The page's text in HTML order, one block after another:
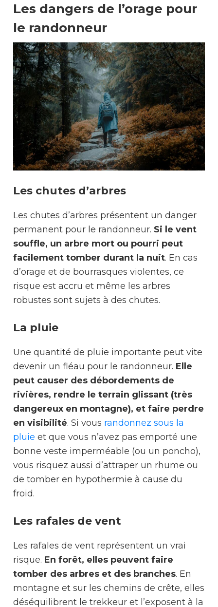
Les dangers de l’orage pour
le randonneur
Les chutes d’arbres
Les chutes d’arbres présentent un danger
permanent pour le randonneur. Si le vent
souffle, un arbre mort ou pourri peut
facilement tomber durant la nuit. En cas
d’orage et de bourrasques violentes, ce
risque est accru et même les arbres
robustes sont sujets à des chutes.
La pluie
Une quantité de pluie importante peut vite
devenir un fléau pour le randonneur. Elle
peut causer des débordements de
rivières, rendre le terrain glissant (très
dangereux en montagne), et faire perdre
en visibilité. Si vous randonnez sous la
pluie et que vous n’avez pas emporté une
bonne veste imperméable (ou un poncho),
vous risquez aussi d’attraper un rhume ou
de tomber en hypothermie à cause du
froid.
Les rafales de vent
Les rafales de vent représentent un vrai
risque. En forêt, elles peuvent faire
tomber des arbres et des branches. En
montagne et sur les chemins de crête, elles
déséquilibrent le trekkeur et l’exposent à la